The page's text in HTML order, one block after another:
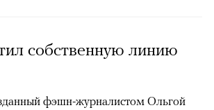
собственную линию
фэшн-журналистом Ольгой